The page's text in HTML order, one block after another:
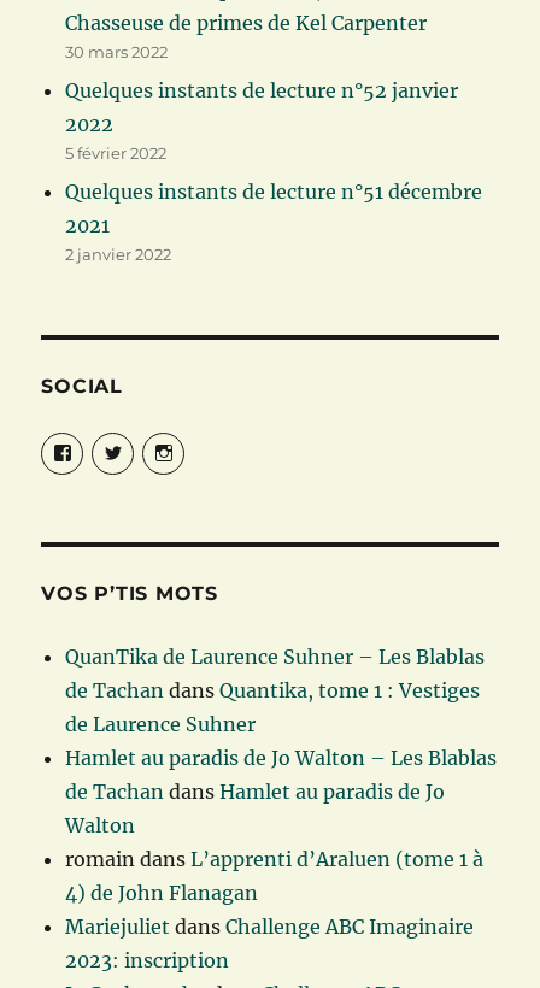
Chasseuse de primes de Kel Carpenter
30 mars 2022
Quelques instants de lecture n°52 janvier
2022
5 février 2022
Quelques instants de lecture n°51 décembre
2021
2 janvier 2022
SOCIAL
FacebookTwitterInstagram
VOS P’TIS MOTS
QuanTika de Laurence Suhner – Les Blablas
de Tachan dansQuantika, tome 1 : Vestiges
de Laurence Suhner
Hamlet au paradis de Jo Walton – Les Blablas
de Tachan dansHamlet au paradis de Jo
Walton
romain dansL’apprenti d’Araluen (tome 1 à
4) de John Flanagan
Mariejuliet dansChallenge ABC Imaginaire
2023: inscription